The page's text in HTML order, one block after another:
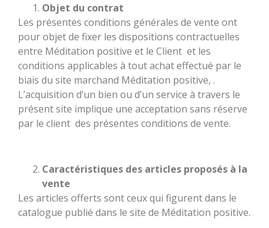
Objet du contrat
Les présentes conditions générales de vente ont
pour objet de fixer les dispositions contractuelles
entre Méditation positive et le Client et les
conditions applicables à tout achat effectué par le
biais du site marchand Méditation positive, .
L’acquisition d’un bien ou d’un service à travers le
présent site implique une acceptation sans réserve
par le client des présentes conditions de vente.
Caractéristiques des articles proposés à la
vente
Les articles offerts sont ceux qui figurent dans le
catalogue publié dans le site de Méditation positive.